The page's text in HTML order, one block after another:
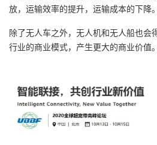
放，运输效率的提升，运输成本的下降。
除了无人车之外，无人机和无人船也会
行业的商业模式，产生更大的商业价值。